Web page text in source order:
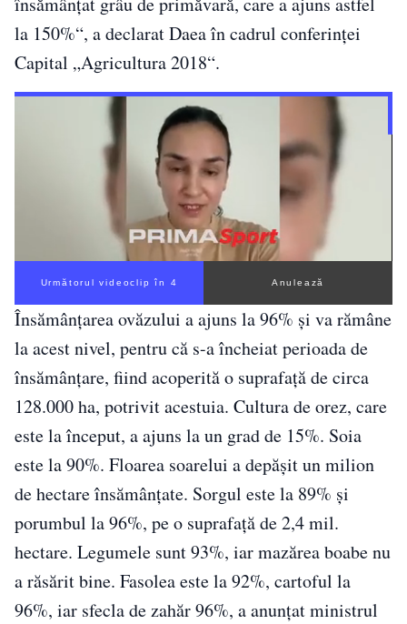
la 150%“, a declarat Daea în cadrul conferinţei
Capital „Agricultura 2018“.
Următorul videoclip în 3 Anulează
Însămânţarea ovăzului a ajuns la 96% şi va rămâne
la acest nivel, pentru că s-a încheiat perioada de
însămânţare, fiind acoperită o suprafaţă de circa
128.000 ha, potrivit acestuia. Cultura de orez, care
este la început, a ajuns la un grad de 15%. Soia
este la 90%. Floarea soarelui a depăşit un milion
de hectare însămânţate. Sorgul este la 89% şi
porumbul la 96%, pe o suprafaţă de 2,4 mil.
hectare. Legumele sunt 93%, iar mazărea boabe nu
a răsărit bine. Fasolea este la 92%, cartoful la
96%, iar sfecla de zahăr 96%, a anunţat ministrul